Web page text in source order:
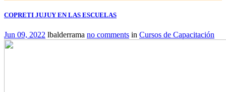
COPRETI JUJUY EN LAS ESCUELAS
Jun 09, 2022 lbalderrama no comments in Cursos de Capacitación